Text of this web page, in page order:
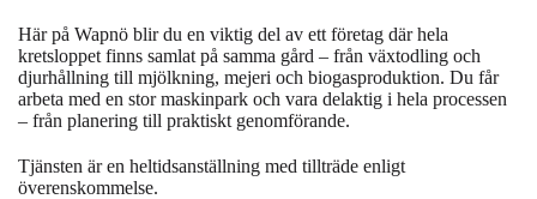
Här på Wapnö blir du en viktig del av ett företag där hela
kretsloppet finns samlat på samma gård – från växtodling och
djurhållning till mjölkning, mejeri och biogasproduktion. Du får
arbeta med en stor maskinpark och vara delaktig i hela processen
– från planering till praktiskt genomförande.
Tjänsten är en heltidsanställning med tillträde enligt
överenskommelse.